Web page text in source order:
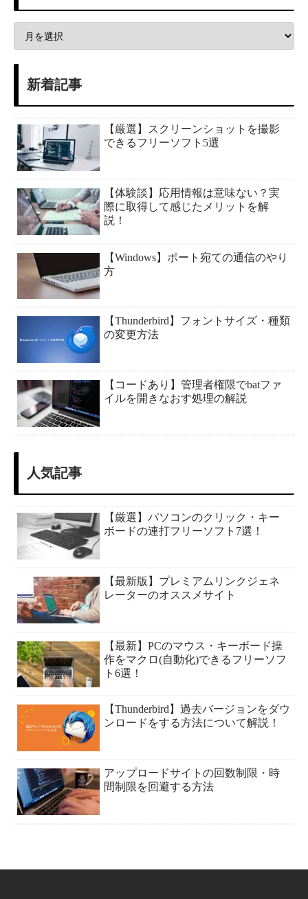
新着記事
【厳選】スクリーンショットを撮影
できるフリーソフト5選
【体験談】応用情報は意味ない？実
際に取得して感じたメリットを解
説！
【Windows】ポート宛ての通信のやり
方
【Thunderbird】フォントサイズ・種類
の変更方法
【コードあり】管理者権限でbatファ
イルを開きなおす処理の解説
人気記事
【厳選】パソコンのクリック・キー
ボードの連打フリーソフト7選！
【最新版】プレミアムリンクジェネ
レーターのオススメサイト
【最新】PCのマウス・キーボード操
作をマクロ(自動化)できるフリーソフ
ト6選！
【Thunderbird】過去バージョンをダウ
ンロードをする方法について解説！
アップロードサイトの回数制限・時
間制限を回避する方法